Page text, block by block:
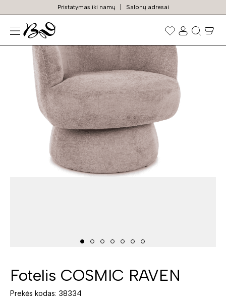
Pristatymas iki namų Salonų adresai
Prekių
paieška
TOP
Fotelis COSMIC RAVEN
Prekės kodas: 38334